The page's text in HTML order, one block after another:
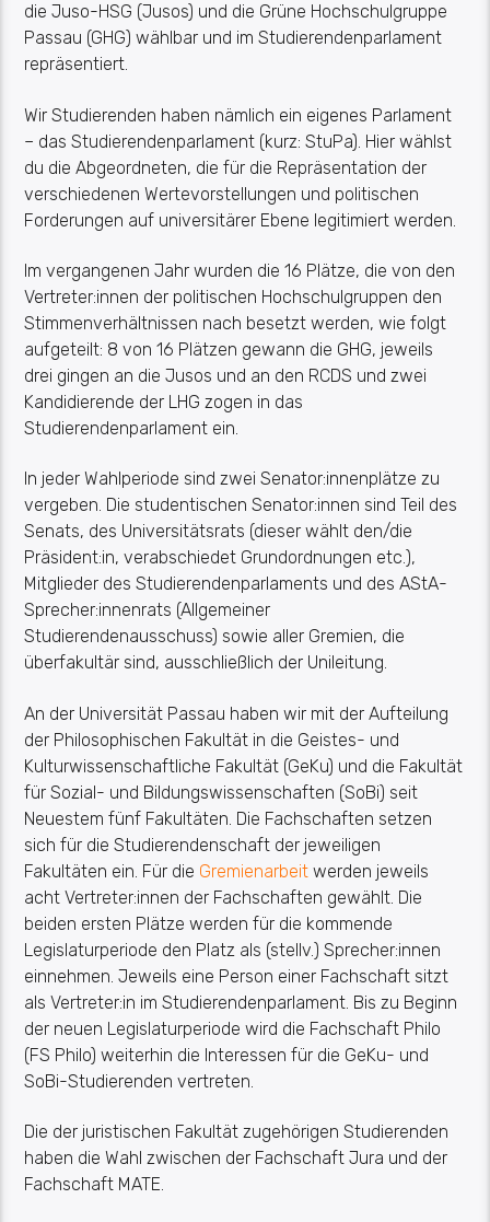
die Juso-HSG (Jusos) und die Grüne Hochschulgruppe
Passau (GHG) wählbar und im Studierendenparlament
repräsentiert.
Wir Studierenden haben nämlich ein eigenes Parlament
– das Studierendenparlament (kurz: StuPa). Hier wählst
du die Abgeordneten, die für die Repräsentation der
verschiedenen Wertevorstellungen und politischen
Forderungen auf universitärer Ebene legitimiert werden.
Im vergangenen Jahr wurden die 16 Plätze, die von den
Vertreter:innen der politischen Hochschulgruppen den
Stimmenverhältnissen nach besetzt werden, wie folgt
aufgeteilt: 8 von 16 Plätzen gewann die GHG, jeweils
drei gingen an die Jusos und an den RCDS und zwei
Kandidierende der LHG zogen in das
Studierendenparlament ein.
In jeder Wahlperiode sind zwei Senator:innenplätze zu
vergeben. Die studentischen Senator:innen sind Teil des
Senats, des Universitätsrats (dieser wählt den/die
Präsident:in, verabschiedet Grundordnungen etc.),
Mitglieder des Studierendenparlaments und des AStA-
Sprecher:innenrats (Allgemeiner
Studierendenausschuss) sowie aller Gremien, die
überfakultär sind, ausschließlich der Unileitung.
An der Universität Passau haben wir mit der Aufteilung
der Philosophischen Fakultät in die Geistes- und
Kulturwissenschaftliche Fakultät (GeKu) und die Fakultät
für Sozial- und Bildungswissenschaften (SoBi) seit
Neuestem fünf Fakultäten. Die Fachschaften setzen
sich für die Studierendenschaft der jeweiligen
Fakultäten ein. Für die Gremienarbeit werden jeweils
acht Vertreter:innen der Fachschaften gewählt. Die
beiden ersten Plätze werden für die kommende
Legislaturperiode den Platz als (stellv.) Sprecher:innen
einnehmen. Jeweils eine Person einer Fachschaft sitzt
als Vertreter:in im Studierendenparlament. Bis zu Beginn
der neuen Legislaturperiode wird die Fachschaft Philo
(FS Philo) weiterhin die Interessen für die GeKu- und
SoBi-Studierenden vertreten.
Die der juristischen Fakultät zugehörigen Studierenden
haben die Wahl zwischen der Fachschaft Jura und der
Fachschaft MATE.